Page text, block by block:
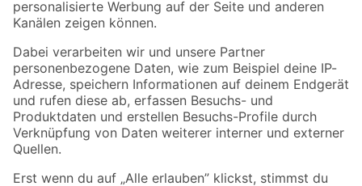
Folge uns
Zahlungsarten Versandarten
Sicher einkaufen